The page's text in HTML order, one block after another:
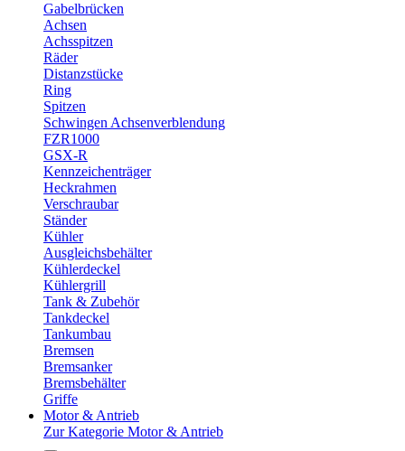
Gabelbrücken
Achsen
Achsspitzen
Räder
Distanzstücke
Ring
Spitzen
Schwingen Achsenverblendung
FZR1000
GSX-R
Kennzeichenträger
Heckrahmen
Verschraubar
Ständer
Kühler
Ausgleichsbehälter
Kühlerdeckel
Kühlergrill
Tank & Zubehör
Tankdeckel
Tankumbau
Bremsen
Bremsanker
Bremsbehälter
Griffe
Motor & Antrieb
Zur Kategorie Motor & Antrieb